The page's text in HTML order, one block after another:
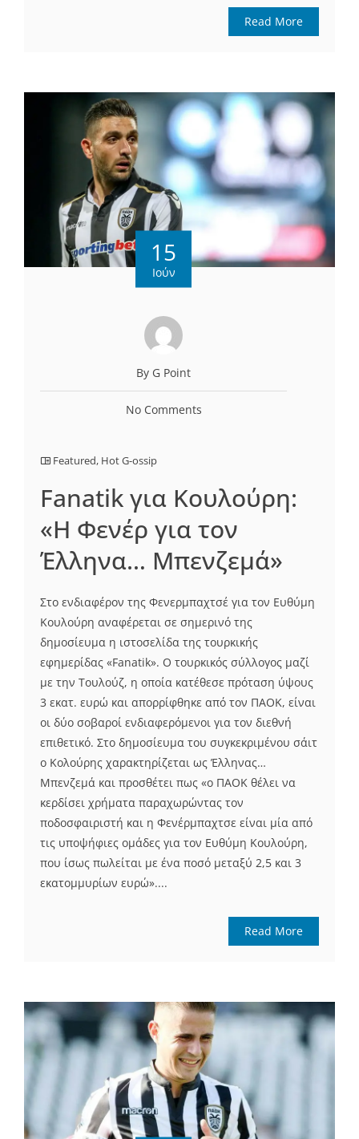
Read More
15
Ιούν
By G Point
No Comments
Featured, Hot G-ossip
Fanatik για Κουλούρη:
«Η Φενέρ για τον
Έλληνα… Μπενζεμά»
Στο ενδιαφέρον της Φενερμπαχτσέ για τον Ευθύμη
Κουλούρη αναφέρεται σε σημερινό της
δημοσίευμα η ιστοσελίδα της τουρκικής
εφημερίδας «Fanatik». Ο τουρκικός σύλλογος μαζί
με την Τουλούζ, η οποία κατέθεσε πρόταση ύψους
3 εκατ. ευρώ και απορρίφθηκε από τον ΠΑΟΚ, είναι
οι δύο σοβαροί ενδιαφερόμενοι για τον διεθνή
επιθετικό. Στο δημοσίευμα του συγκεκριμένου σάιτ
ο Κολούρης χαρακτηρίζεται ως Έλληνας…
Μπενζεμά και προσθέτει πως «ο ΠΑΟΚ θέλει να
κερδίσει χρήματα παραχωρώντας τον
ποδοσφαιριστή και η Φενέρμπαχτσε είναι μία από
τις υποψήφιες ομάδες για τον Ευθύμη Κουλούρη,
που ίσως πωλείται με ένα ποσό μεταξύ 2,5 και 3
εκατομμυρίων ευρώ»....
Read More